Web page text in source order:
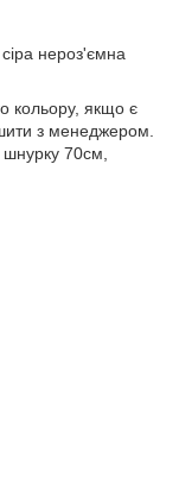
нероз'ємна
кольору, якщо є
з менеджером.
шнурку 70см,